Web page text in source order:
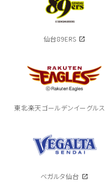
仙台89ERS open_in_new
東北楽天ゴールデンイーグルス
ベガルタ仙台 open_in_new